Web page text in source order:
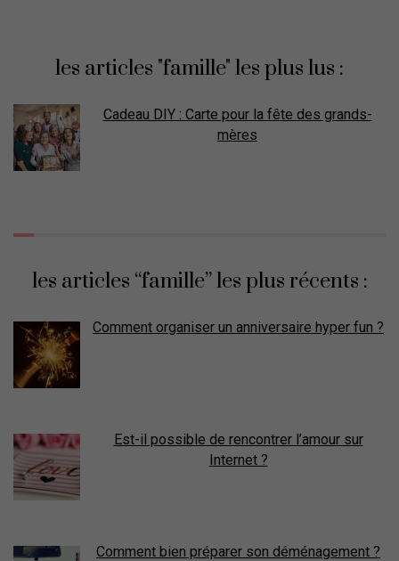
les articles "famille" les plus lus :
Cadeau DIY : Carte pour la fête des grands-
mères
les articles “famille” les plus récents :
Comment organiser un anniversaire hyper fun ?
Est-il possible de rencontrer l’amour sur
Internet ?
Comment bien préparer son déménagement ?